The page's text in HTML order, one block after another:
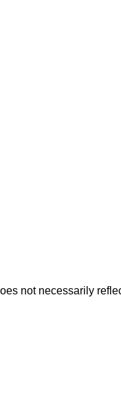
not necessarily